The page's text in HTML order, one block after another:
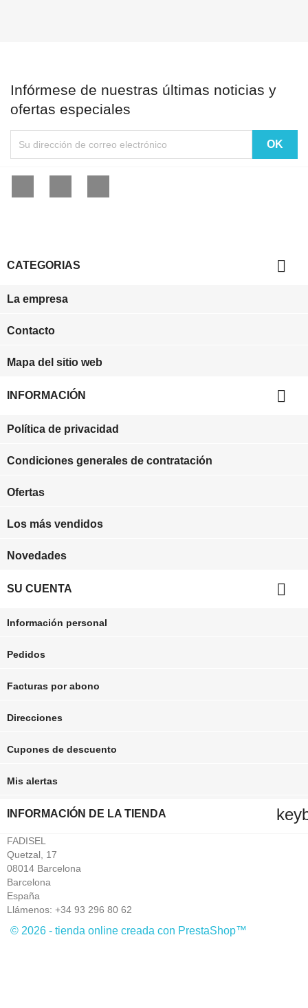
Infórmese de nuestras últimas noticias y
ofertas especiales
CATEGORIAS 
La empresa
Contacto
Mapa del sitio web
INFORMACIÓN 
Política de privacidad
Condiciones generales de contratación
Ofertas
Los más vendidos
Novedades
SU CUENTA 
Información personal
Pedidos
Facturas por abono
Direcciones
Cupones de descuento
Mis alertas
INFORMACIÓN DE LA TIENDA
FADISEL
Quetzal, 17
08014 Barcelona
Barcelona
España
Llámenos: +34 93 296 80 62
© 2026 - tienda online creada con PrestaShop™